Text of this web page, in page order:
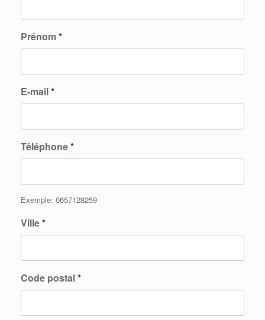
Prénom*
E-mail*
Téléphone*
Exemple: 0657128259
Ville*
Code postal*